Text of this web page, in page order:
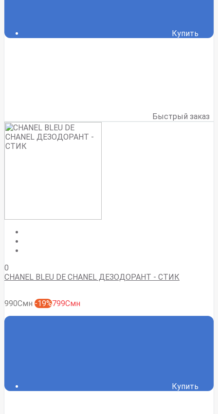
Купить
Быстрый заказ
0
CHANEL BLEU DE CHANEL ДЕЗОДОРАНТ - СТИК
990Смн -19%799Смн
Купить